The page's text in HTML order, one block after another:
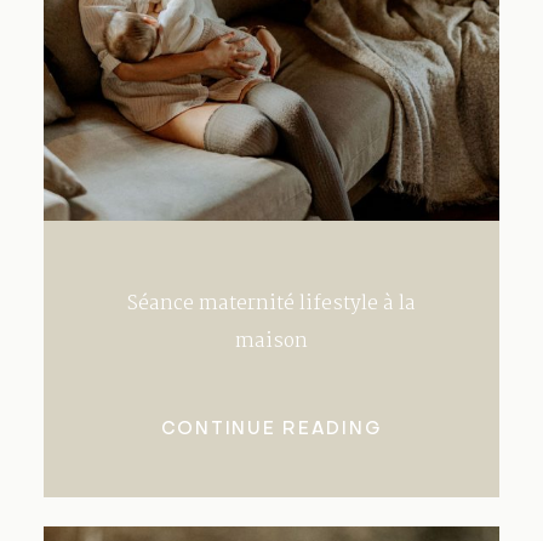
Séance maternité lifestyle à la
maison
CONTINUE READING